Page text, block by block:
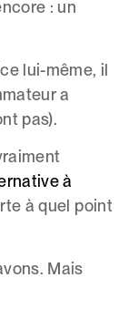
: un
lui-même, il
a
pas).
à
à quel point
Mais